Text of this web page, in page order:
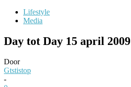
Lifestyle
Media
Day tot Day 15 april 2009
Door
Gtstistop
-